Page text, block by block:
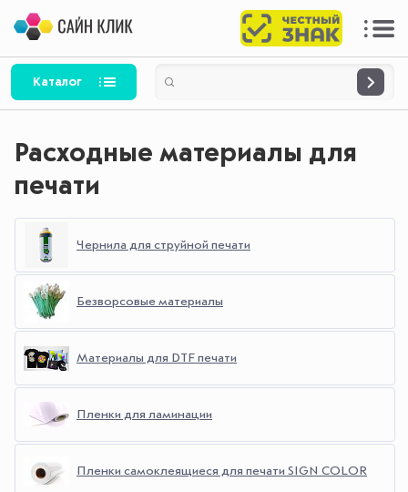
Каталог
Расходные материалы для
печати
Чернила для струйной печати
Безворсовые материалы
Материалы для DTF печати
Пленки для ламинации
Пленки самоклеящиеся для печати SIGN COLOR